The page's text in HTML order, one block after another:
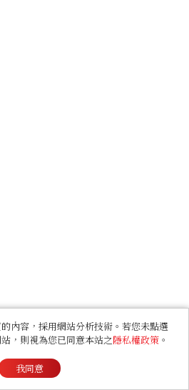
內容，採用網站分析技術。若您未點選
，則視為您已同意本站之隱私權政策 。
我同意